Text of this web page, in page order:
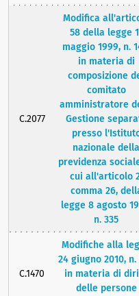
C.2077
Modifica
58 della legge
maggio 1999, n.
in materia di
composizione
comitato
amministratore
Gestione
presso
nazionale della
previdenza
cui all'articolo
comma 26,
legge 8 agosto
n. 335
C.1470
Modifiche alla
24 giugno 2010, n.
in materia di
delle persone